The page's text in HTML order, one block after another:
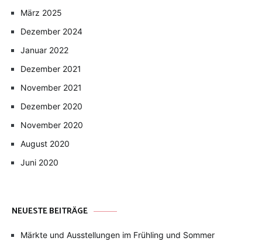
März 2025
Dezember 2024
Januar 2022
Dezember 2021
November 2021
Dezember 2020
November 2020
August 2020
Juni 2020
NEUESTE BEITRÄGE
Märkte und Ausstellungen im Frühling und Sommer